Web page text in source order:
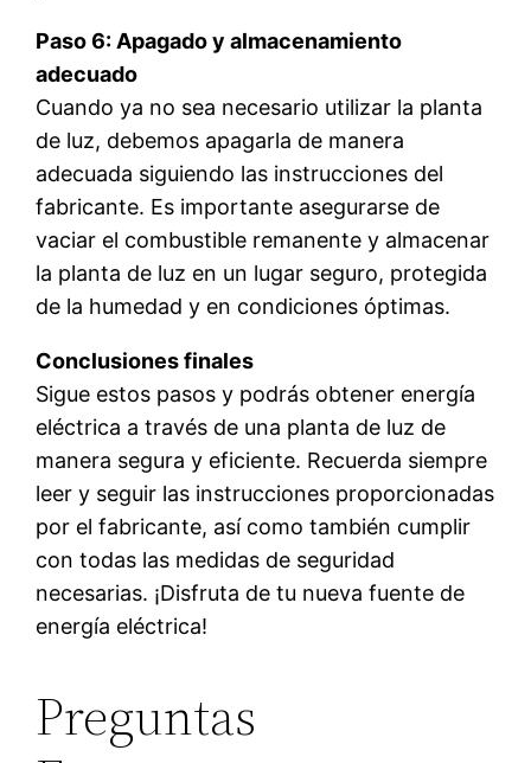
Paso 6: Apagado y almacenamiento
adecuado
Cuando ya no sea necesario utilizar la planta
de luz, debemos apagarla de manera
adecuada siguiendo las instrucciones del
fabricante. Es importante asegurarse de
vaciar el combustible remanente y almacenar
la planta de luz en un lugar seguro, protegida
de la humedad y en condiciones óptimas.
Conclusiones finales
Sigue estos pasos y podrás obtener energía
eléctrica a través de una planta de luz de
manera segura y eficiente. Recuerda siempre
leer y seguir las instrucciones proporcionadas
por el fabricante, así como también cumplir
con todas las medidas de seguridad
necesarias. ¡Disfruta de tu nueva fuente de
energía eléctrica!
Preguntas